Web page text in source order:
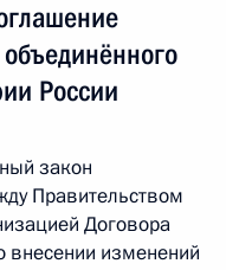
России
закон
Правительством
Договора
внесении изменений